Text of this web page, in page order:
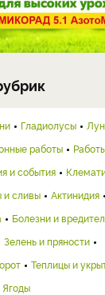
Гладиолусы
работы
и события
и сливы Актинидия
Болезни и
Зелень и пряности
Теплицы и
Ягоды